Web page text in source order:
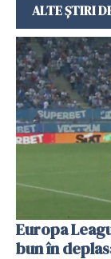
ALTE ȘTIRI
Europa
bun în